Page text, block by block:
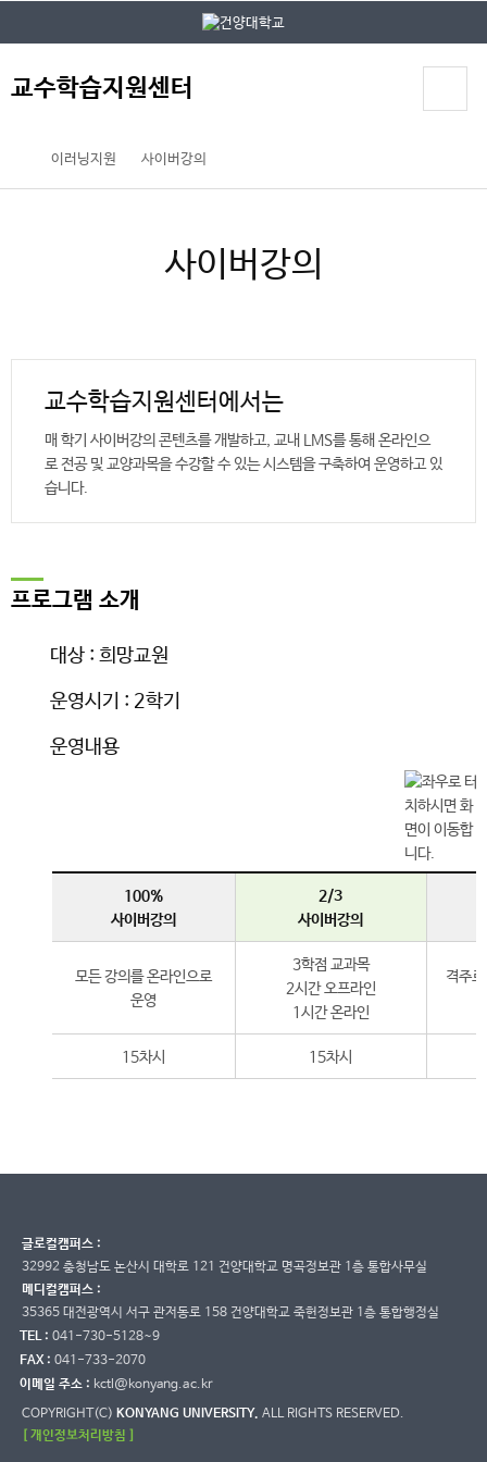
교수학습지원센터
이러닝지원 사이버강의
사이버강의
교수학습지원센터에서는
매 학기 사이버강의 콘텐츠를 개발하고, 교내 LMS를 통해 온라인으
로 전공 및 교양과목을 수강할 수 있는 시스템을 구축하여 운영하고 있
습니다.
프로그램 소개
대상 : 희망교원
운영시기 : 2학기
운영내용
100%
사이버강의
2/3
사이버강의
모든 강의를 온라인으로
운영
3학점 교과목
2시간 오프라인
1시간 온라인
격주
15차시 15차시
글로컬캠퍼스 :
32992 충청남도 논산시 대학로 121 건양대학교 명곡정보관 1층 통합사무실
메디컬캠퍼스 :
35365 대전광역시 서구 관저동로 158 건양대학교 죽헌정보관 1층 통합행정실
TEL : 041-730-5128~9
FAX : 041-733-2070
이메일 주소 : kctl@konyang.ac.kr
COPYRIGHT(C) KONYANG UNIVERSITY. ALL RIGHTS RESERVED.
[ 개인정보처리방침 ]